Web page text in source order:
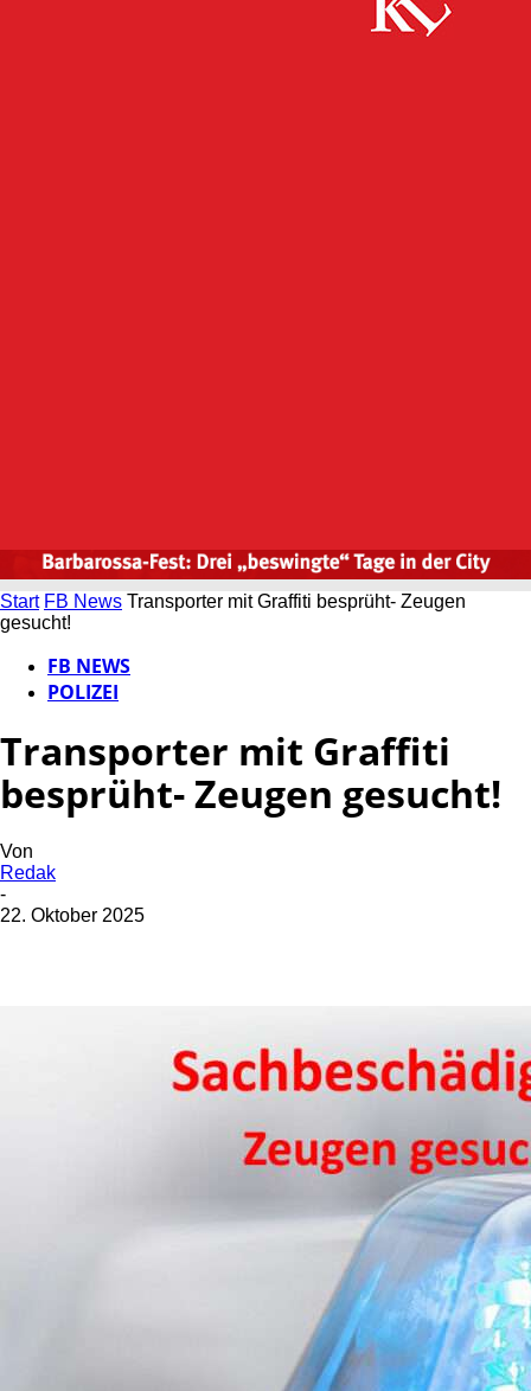
Start FB News Transporter mit Graffiti besprüht- Zeugen
gesucht!
FB NEWS
POLIZEI
Transporter mit Graffiti
besprüht- Zeugen gesucht!
Von
Redak
-
22. Oktober 2025